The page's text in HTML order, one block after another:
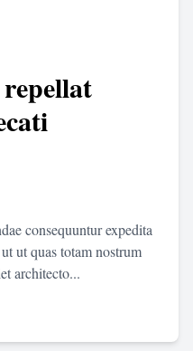
consequuntur expedita
ut quas totam nostrum
architecto...